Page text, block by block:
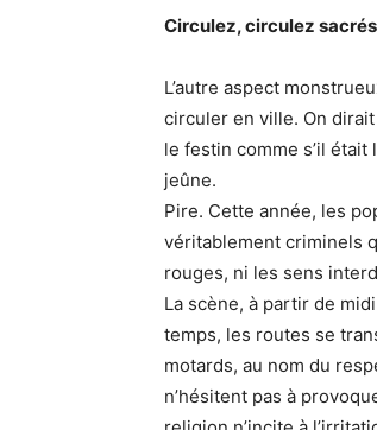
Circulez, circulez
L’autre aspect
circuler en ville. On
le festin comme s’il
jeûne.
Pire. Cette année, les
véritablement criminels
rouges, ni les sens
La scène, à partir de
temps, les routes se
motards, au nom du
n’hésitent pas à